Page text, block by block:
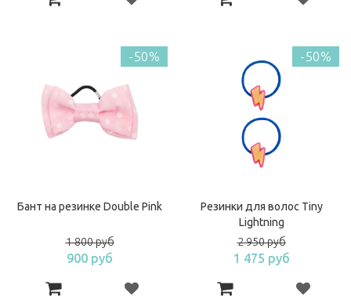
-50%
Бант на резинке Double Pink
1 800 руб
900 руб
-50%
Резинки для волос Tiny
Lightning
2 950 руб
1 475 руб